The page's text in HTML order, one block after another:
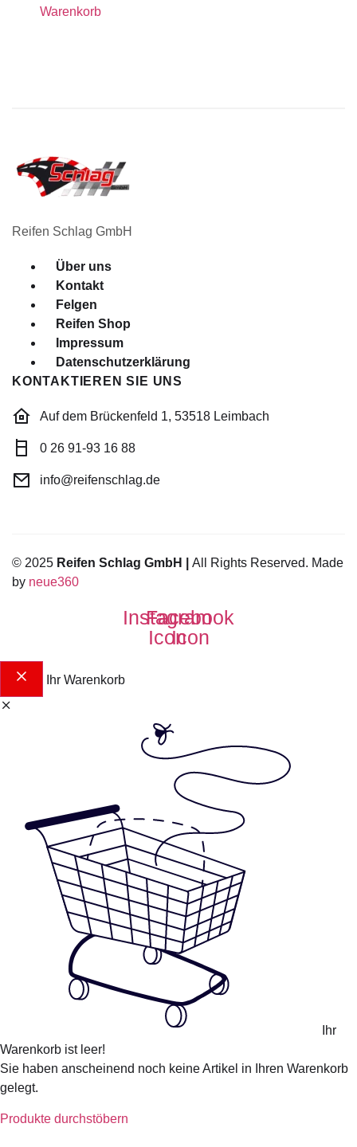
Warenkorb
Reifen Schlag GmbH
Menü
Über uns
Kontakt
Felgen
Reifen Shop
Impressum
Datenschutzerklärung
KONTAKTIEREN SIE UNS
Auf dem Brückenfeld 1, 53518 Leimbach
0 26 91-93 16 88
info@reifenschlag.de
© 2025 Reifen Schlag GmbH | All Rights Reserved. Made
by neue360
Instagram
Icon
Facebook
Icon
Ihr Warenkorb
Ihr
Warenkorb ist leer!
Sie haben anscheinend noch keine Artikel in Ihren Warenkorb
gelegt.
Produkte durchstöbern